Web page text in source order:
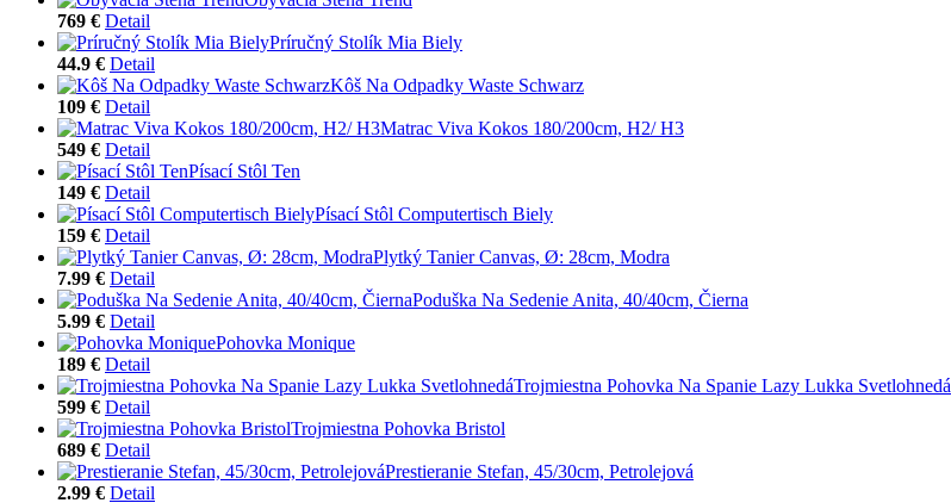
769 € Detail
Príručný Stolík Mia Biely
44.9 € Detail
Kôš Na Odpadky Waste Schwarz
109 € Detail
Matrac Viva Kokos 180/200cm, H2/ H3
549 € Detail
Písací Stôl Ten
149 € Detail
Písací Stôl Computertisch Biely
159 € Detail
Plytký Tanier Canvas, Ø: 28cm, Modra
7.99 € Detail
Poduška Na Sedenie Anita, 40/40cm, Čierna
5.99 € Detail
Pohovka Monique
189 € Detail
Trojmiestna Pohovka Na Spanie Lazy Lukka Svetlohnedá
599 € Detail
Trojmiestna Pohovka Bristol
689 € Detail
Prestieranie Stefan, 45/30cm, Petrolejová
2.99 € Detail